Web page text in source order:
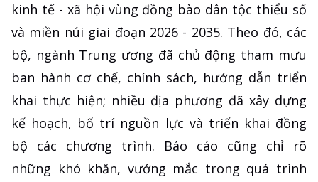
kinh tế - xã hội vùng đồng bào dân tộc thiểu số
và miền núi giai đoạn 2026 - 2035. Theo đó, các
bộ, ngành Trung ương đã chủ động tham mưu
ban hành cơ chế, chính sách, hướng dẫn triển
khai thực hiện; nhiều địa phương đã xây dựng
kế hoạch, bố trí nguồn lực và triển khai đồng
bộ các chương trình. Báo cáo cũng chỉ rõ
những khó khăn, vướng mắc trong quá trình